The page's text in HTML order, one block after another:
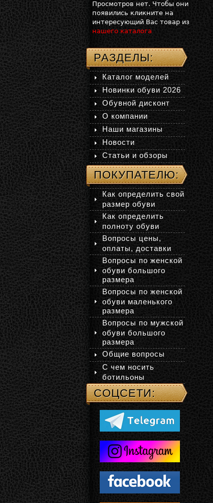
Просмотров нет. Чтобы они
появились кликните на
интересующий Вас товар из
нашего каталога
РАЗДЕЛЫ:
Каталог моделей
Новинки обуви 2026
Обувной дисконт
О компании
Наши магазины
Новости
Статьи и обзоры
ПОКУПАТЕЛЮ:
Как определить свой
размер обуви
Как определить
полноту обуви
Вопросы цены,
оплаты, доставки
Вопросы по женской
обуви большого
размера
Вопросы по женской
обуви маленького
размера
Вопросы по мужской
обуви большого
размера
Общие вопросы
С чем носить
ботильоны
СОЦСЕТИ: